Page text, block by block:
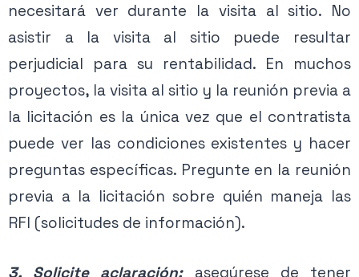
necesitará ver durante la visita al sitio. No
asistir a la visita al sitio puede resultar
perjudicial para su rentabilidad. En muchos
proyectos, la visita al sitio y la reunión previa a
la licitación es la única vez que el contratista
puede ver las condiciones existentes y hacer
preguntas específicas. Pregunte en la reunión
previa a la licitación sobre quién maneja las
RFI (solicitudes de información).
3. Solicite aclaración:asegúrese de tener